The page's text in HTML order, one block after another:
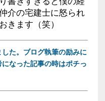
介の宅建士に怒られ
きます（笑）
た。ブログ執筆の励みに
なった記事の時はポチっ